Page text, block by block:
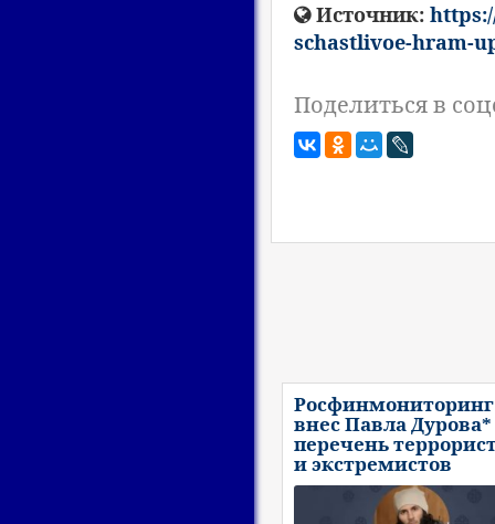
Источник:
schastlivoe-hram-
Поделиться в
Росфинмониторинг
внес Павла
перечень
и экстремистов